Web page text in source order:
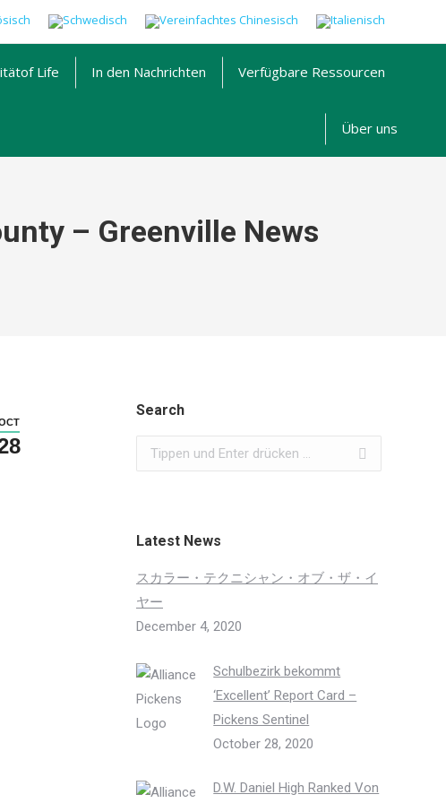
of Life In den Nachrichten Verfügbare Ressourcen
Über uns
– Greenville News
Search
Search:
Latest News
スカラー・テクニシャン・オブ・ザ・イ
ヤー
December 4, 2020
Schulbezirk bekommt
‘Excellent’ Report Card –
Pickens Sentinel
October 28, 2020
D.W. Daniel High Ranked Von